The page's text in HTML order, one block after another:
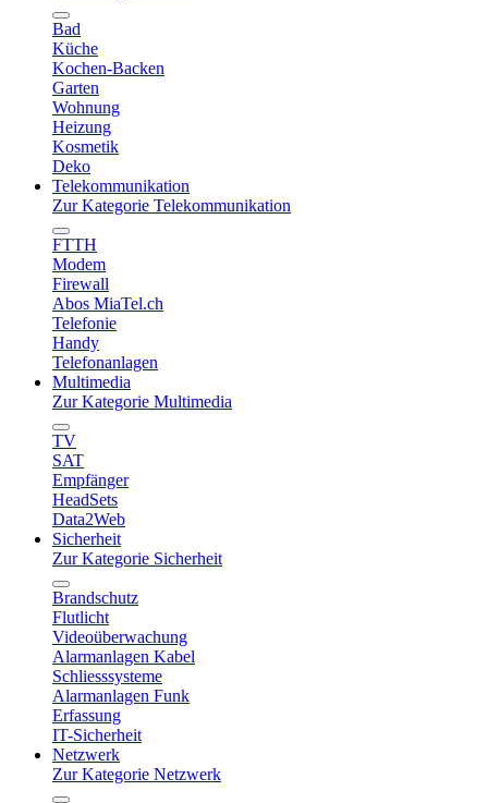
Bad
Küche
Kochen-Backen
Garten
Wohnung
Heizung
Kosmetik
Deko
Telekommunikation
Zur Kategorie Telekommunikation
FTTH
Modem
Firewall
Abos MiaTel.ch
Telefonie
Handy
Telefonanlagen
Multimedia
Zur Kategorie Multimedia
TV
SAT
Empfänger
HeadSets
Data2Web
Sicherheit
Zur Kategorie Sicherheit
Brandschutz
Flutlicht
Videoüberwachung
Alarmanlagen Kabel
Schliesssysteme
Alarmanlagen Funk
Erfassung
IT-Sicherheit
Netzwerk
Zur Kategorie Netzwerk